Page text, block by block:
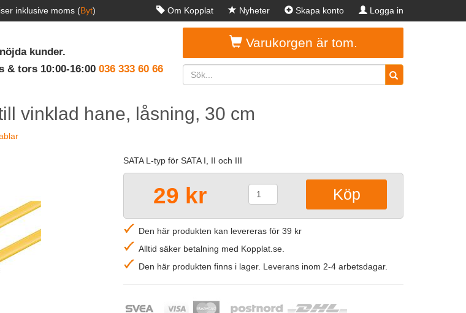
inklusive moms (Byt) Om Kopplat Nyheter Skapa konto Logga in
kunder.
& tors 10:00-16:00 036 333 60 66
Varukorgen är tom.
vinklad hane, låsning, 30 cm
SATA L-typ för SATA I, II och III
29 kr
Den här produkten kan levereras för 39 kr
Alltid säker betalning med Kopplat.se.
Den här produkten finns i lager. Leverans inom 2-4 arbetsdagar.